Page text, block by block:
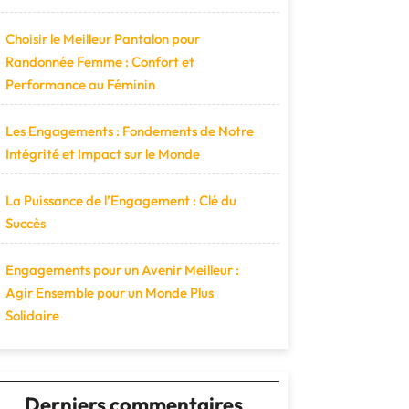
Choisir le Meilleur Pantalon pour
Randonnée Femme : Confort et
Performance au Féminin
Les Engagements : Fondements de Notre
Intégrité et Impact sur le Monde
La Puissance de l’Engagement : Clé du
Succès
Engagements pour un Avenir Meilleur :
Agir Ensemble pour un Monde Plus
Solidaire